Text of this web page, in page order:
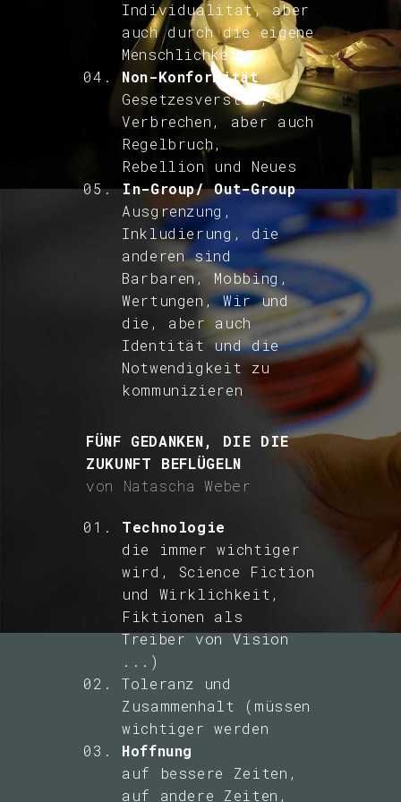
Science Fiction
und die Erfindung
der Zukunft
Technik und
Geschlecht (u.a.
Stimmen von
Navigationsgeräten
und persönlichen
Assistenten)
Technische
Selbstüberschätzung.
Hybris als Norm
Manufacturing –
Individualisierung
Massenproduktion,
Daten vs.
Transport von
Materie
Trans- und
Posthumanismus
Von der
Machbarkeit der
vergiften
Fünf Gedanken, die
die Zukunft
beflügeln
Fünf große
Probleme, die man
auch in Zukunft
nicht lösen kann
Fünf große
Probleme, die in
den nächsten zehn
Individualität, aber
auch durch die eigene
Menschlichkeit
Non-Konformität
Gesetzesverstoß,
Verbrechen, aber auch
Regelbruch,
Rebellion und Neues
In-Group/ Out-Group
Ausgrenzung,
Inkludierung, die
anderen sind
Barbaren, Mobbing,
Wertungen, Wir und
die, aber auch
Identität und die
Notwendigkeit zu
kommunizieren
FÜNF GEDANKEN, DIE DIE
ZUKUNFT BEFLÜGELN
von Natascha Weber
Technologie
die immer wichtiger
wird, Science Fiction
und Wirklichkeit,
Fiktionen als
Treiber von Vision
...)
Toleranz und
Zusammenhalt (müssen
wichtiger werden
Hoffnung
auf bessere Zeiten,
auf andere Zeiten,